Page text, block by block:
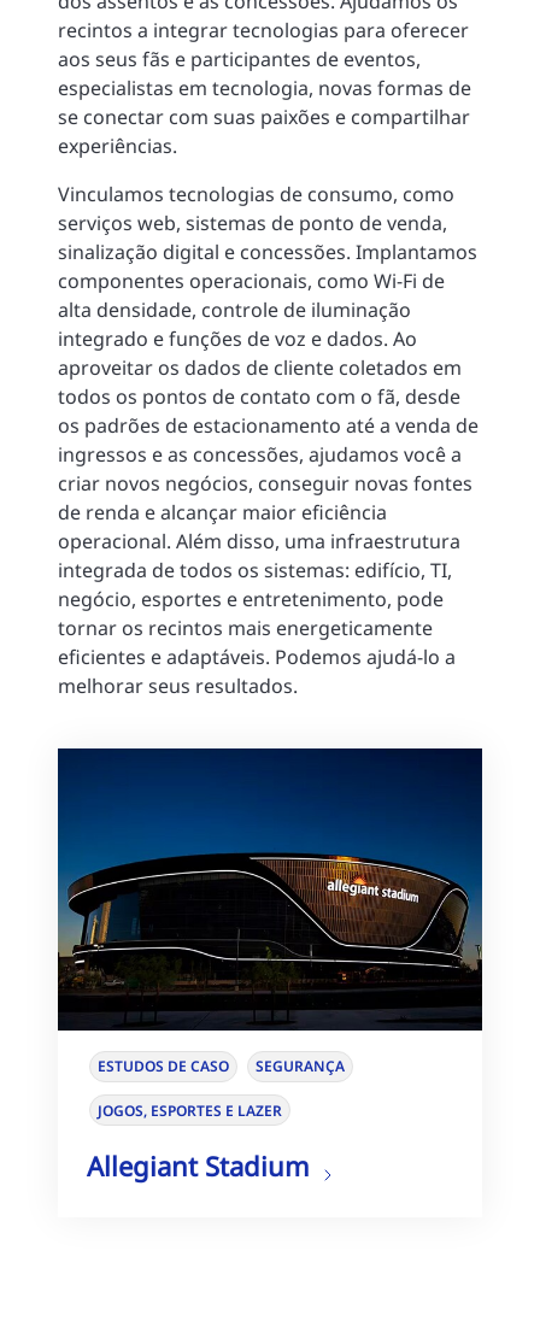
recintos a integrar tecnologias para oferecer
aos seus fãs e participantes de eventos,
especialistas em tecnologia, novas formas de
se conectar com suas paixões e compartilhar
experiências.
Vinculamos tecnologias de consumo, como
serviços web, sistemas de ponto de venda,
sinalização digital e concessões. Implantamos
componentes operacionais, como Wi-Fi de
alta densidade, controle de iluminação
integrado e funções de voz e dados. Ao
aproveitar os dados de cliente coletados em
todos os pontos de contato com o fã, desde
os padrões de estacionamento até a venda de
ingressos e as concessões, ajudamos você a
criar novos negócios, conseguir novas fontes
de renda e alcançar maior eficiência
operacional. Além disso, uma infraestrutura
integrada de todos os sistemas: edifício, TI,
negócio, esportes e entretenimento, pode
tornar os recintos mais energeticamente
eficientes e adaptáveis. Podemos ajudá-lo a
melhorar seus resultados.
ESTUDOS DE CASO SEGURANÇA
JOGOS, ESPORTES E LAZER
Allegiant Stadium